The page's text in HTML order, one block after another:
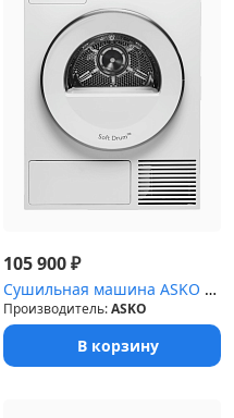
105 900₽
Сушильная машина ASKO T208H.W
Производитель:ASKO
В корзину